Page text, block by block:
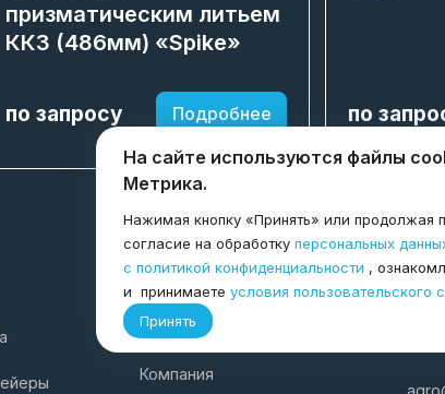
призматическим литьем
ККЗ (486мм) «Spike»
по запросу Подробнее по
Услуги
Компания
На сайте используются файлы
Метрика.
Нажимая кнопку «Принять» или продолжая
согласие на обработку персональных
с политикой конфиденциальности ,
и принимаете условия пользовательского
Принять